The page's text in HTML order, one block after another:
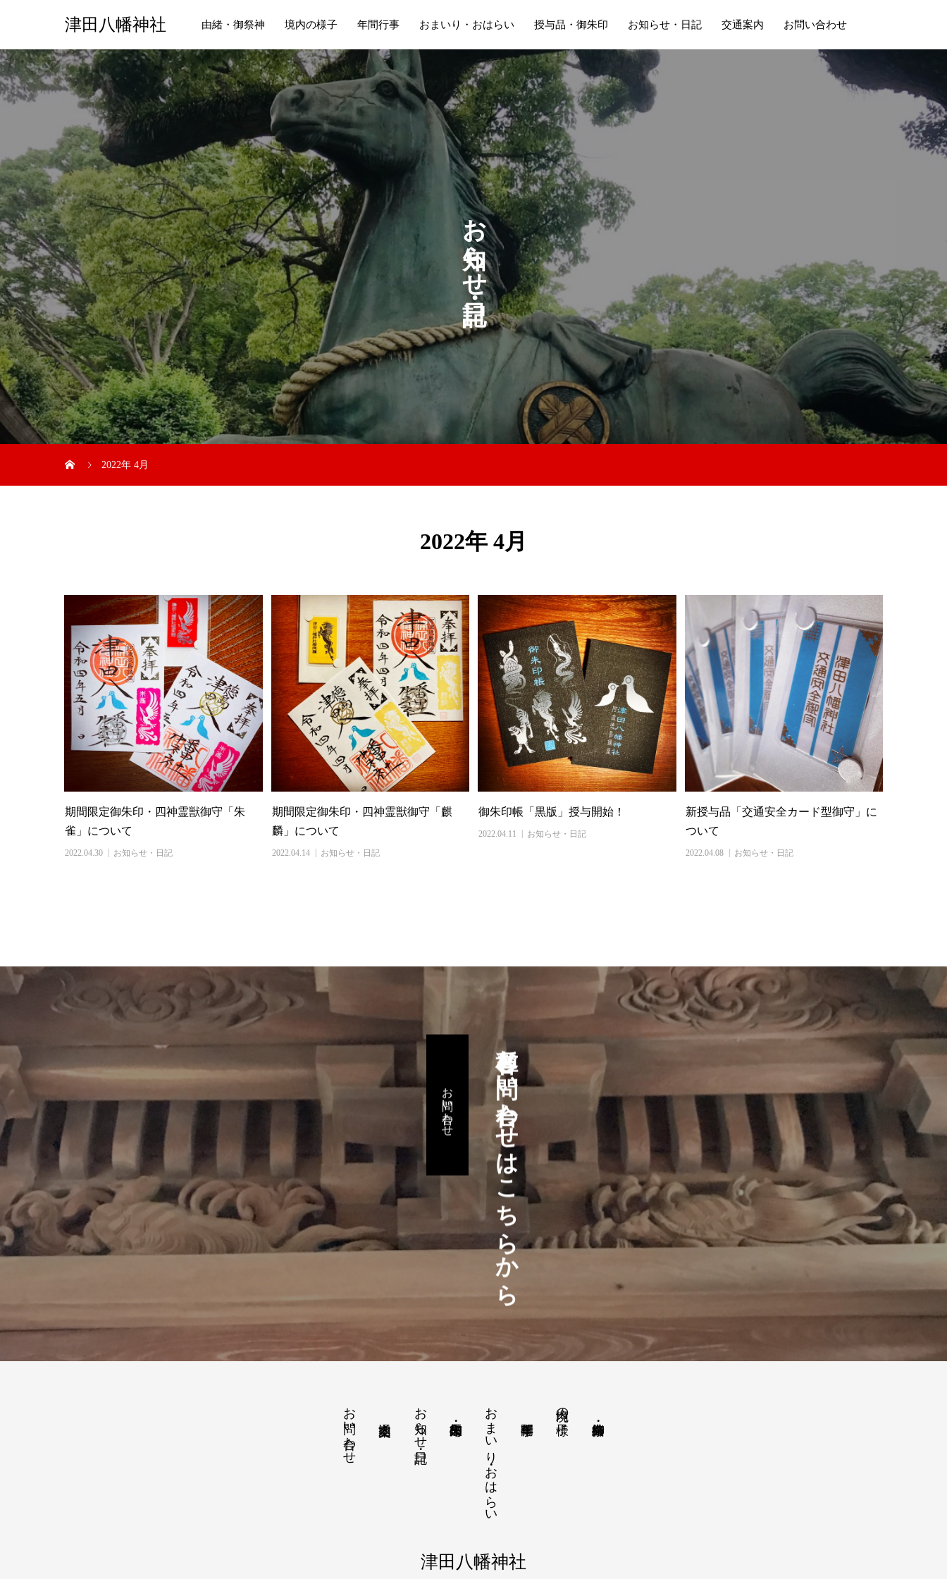
津田八幡神社 由緒・御祭神 境内の様子 年間行事 おまいり・おはらい 授与品・御朱印 お知らせ・日記 交通案内 お問い合わせ
お
ら
せ
2022年 4月
2022年 4月
期間限定御朱印・四神霊獣御守「朱
雀」について
2022.04.30 お知らせ・日記
期間限定御朱印・四神霊獣御守「麒
麟」について
2022.04.14 お知らせ・日記
御朱印帳「黒版」授与開始！
2022.04.11 お知らせ・日記
新授与品「交通安全カード型御守」に
ついて
2022.04.08 お知らせ・日記
各種お問い合わせはこちらから
お問い合わせ
境内の様子
おまいり・おはらい
お知らせ・日記
お問い合わせ
津田八幡神社